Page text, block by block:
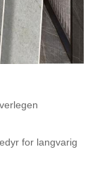
for langvarig